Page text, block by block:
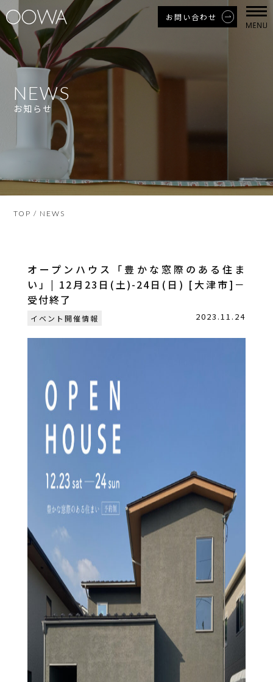
お問い合わせ
NEWS
お知らせ
TOP / NEWS
オープンハウス「豊かな窓際のある住ま
い」| 12月23日(土)-24日(日) [大津市]－
受付終了
イベント開催情報 2023.11.24